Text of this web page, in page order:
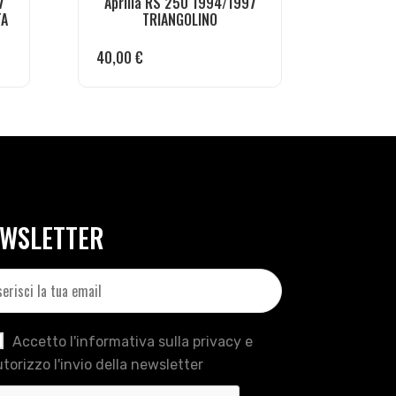
TRIANGOLINO
40,00 €
Accetto l'informativa sulla privacy e
l'invio della newsletter